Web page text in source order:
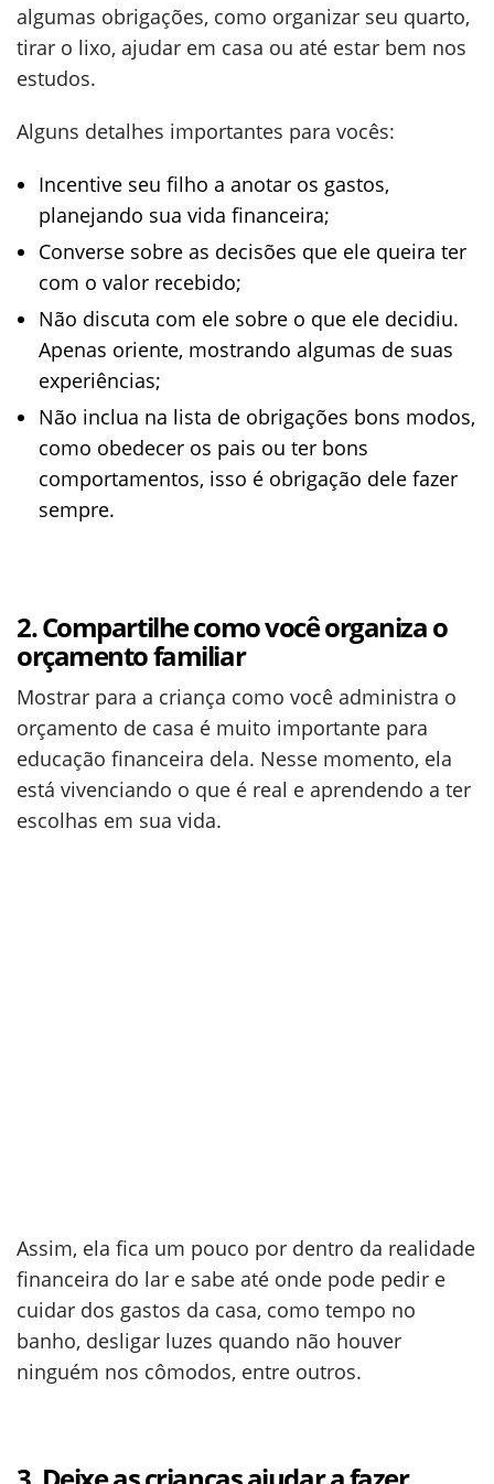
algumas obrigações, como organizar seu quarto,
tirar o lixo, ajudar em casa ou até estar bem nos
estudos.
Alguns detalhes importantes para vocês:
Incentive seu filho a anotar os gastos,
planejando sua vida financeira;
Converse sobre as decisões que ele queira ter
com o valor recebido;
Não discuta com ele sobre o que ele decidiu.
Apenas oriente, mostrando algumas de suas
experiências;
Não inclua na lista de obrigações bons modos,
como obedecer os pais ou ter bons
comportamentos, isso é obrigação dele fazer
sempre.
2. Compartilhe como você organiza o
orçamento familiar
Mostrar para a criança como você administra o
orçamento de casa é muito importante para
educação financeira dela. Nesse momento, ela
está vivenciando o que é real e aprendendo a ter
escolhas em sua vida.
Assim, ela fica um pouco por dentro da realidade
financeira do lar e sabe até onde pode pedir e
cuidar dos gastos da casa, como tempo no
banho, desligar luzes quando não houver
ninguém nos cômodos, entre outros.